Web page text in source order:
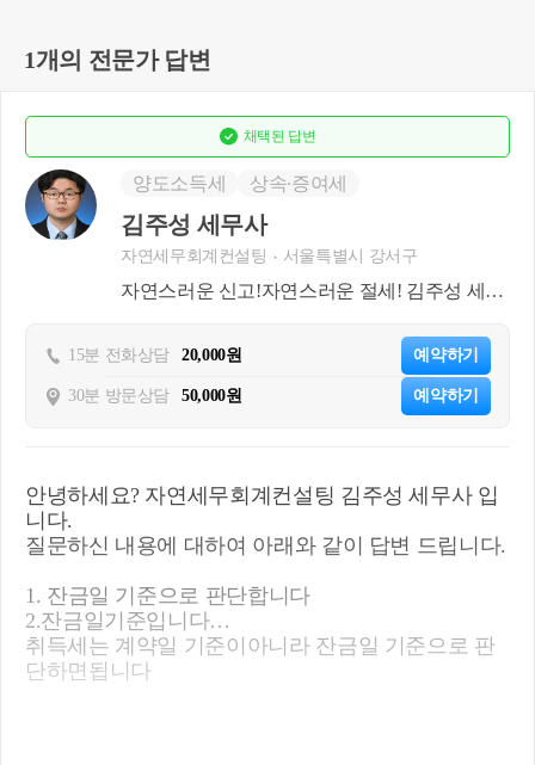
1개의 전문가 답변
채택된 답변
양도소득세 상속∙증여세
김주성 세무사
자연세무회계컨설팅 서울특별시 강서구
자연스러운 신고!자연스러운 절세! 김주성 세무
15분 전화상담 20,000원 예약하기
30분 방문상담 50,000원 예약하기
안녕하세요? 자연세무회계컨설팅 김주성 세무사 입
니다.
질문하신 내용에 대하여 아래와 같이 답변 드립니다.
1. 잔금일 기준으로 판단합니다
2.잔금일기준입니다
취득세는 계약일 기준이아니라 잔금일 기준으로 판
단하면됩니다